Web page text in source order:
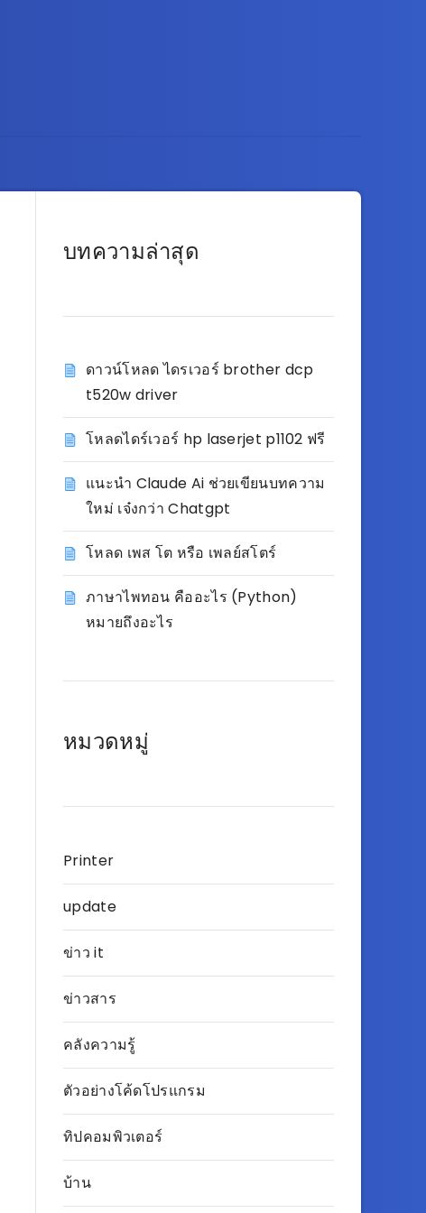
บทความล่าสุด
ดาวน์โหลด ไดรเวอร์ brother dcp
t520w driver
โหลดไดร์เวอร์ hp laserjet p1102 ฟรี
แนะนำ Claude Ai ช่วยเขียนบทความ
ใหม่ เจ๋งกว่า Chatgpt
โหลด เพส โต หรือ เพลย์สโตร์
ภาษาไพทอน คืออะไร (Python)
หมายถึงอะไร
หมวดหมู่
Printer
update
ข่าว it
ข่าวสาร
คลังความรู้
ตัวอย่างโค้ดโปรแกรม
ทิปคอมพิวเตอร์
บ้าน